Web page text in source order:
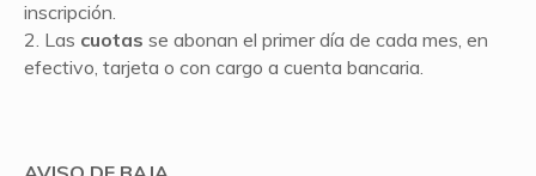
inscripción.
2. Las cuotas se abonan el primer día de cada mes, en
efectivo, tarjeta o con cargo a cuenta bancaria.